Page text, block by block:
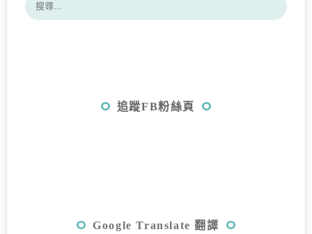
追蹤FB粉絲頁
Google Translate 翻譯